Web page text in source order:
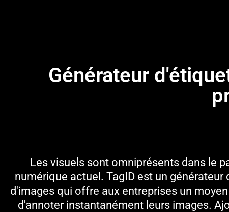
Générateur
Les visuels sont omniprésents dans le
numérique actuel. TagID est un générateur
d'images qui offre aux entreprises un
d'annoter instantanément leurs images.